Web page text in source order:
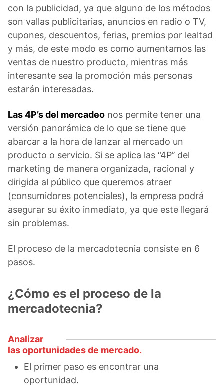
con la publicidad, ya que alguno de los métodos
son vallas publicitarias, anuncios en radio o TV,
cupones, descuentos, ferias, premios por lealtad
y más, de este modo es como aumentamos las
ventas de nuestro producto, mientras más
interesante sea la promoción más personas
estarán interesadas.
Las 4P’s del mercadeo nos permite tener una
versión panorámica de lo que se tiene que
abarcar a la hora de lanzar al mercado un
producto o servicio. Si se aplica las ‘’4P’’ del
marketing de manera organizada, racional y
dirigida al público que queremos atraer
(consumidores potenciales), la empresa podrá
asegurar su éxito inmediato, ya que este llegará
sin problemas.
El proceso de la mercadotecnia consiste en 6
pasos.
¿Cómo es el proceso de la
mercadotecnia?
Analizar
las oportunidades de mercado.
El primer paso es encontrar una
oportunidad.